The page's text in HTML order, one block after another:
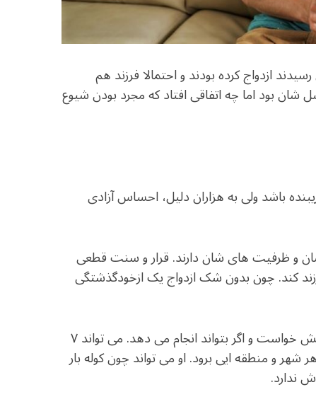
اغلب شان به ۲۵ سالگی که می رسیدند ازدواج کرده بودند و احتمالا فرزند هم
بود اما چه اتفاقی افتاد که مجرد بودن شیوع
باشد ولی به هزاران دلیل، احساس آزادی
و ظرفیت های شان دارند. قرار و سنت قطعی
کند. چون بدون شک ازدواج یک ازخودگذشتگی
مرد مجرد احساس ازادی اش، واقعی است چون هر کاری دلش خواست و اگر بتواند انجام می دهد. می تواند ۷
شهر و منطقه ایی برود. او می تواند چون کوله بار
ندارد.